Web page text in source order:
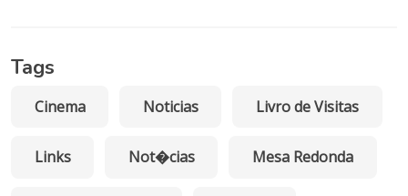
Tags
Cinema Noticias Livro de Visitas
Links Not�cias Mesa Redonda